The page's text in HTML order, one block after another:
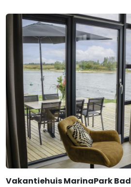
Vakantiehuis MarinaPark